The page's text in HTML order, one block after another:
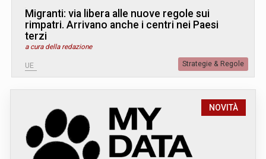
Migranti: via libera alle nuove regole sui
rimpatri. Arrivano anche i centri nei Paesi
terzi
a cura della redazione
UE Strategie & Regole
NOVITÀ